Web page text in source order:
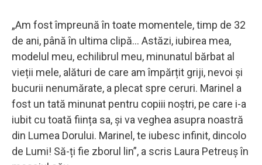
„Am fost împreună în toate momentele, timp de 32
de ani, până în ultima clipă... Astăzi, iubirea mea,
modelul meu, echilibrul meu, minunatul bărbat al
vieții mele, alături de care am împărțit griji, nevoi și
bucurii nenumărate, a plecat spre ceruri. Marinel a
fost un tată minunat pentru copiii noștri, pe care i-a
iubit cu toată ființa sa, și va veghea asupra noastră
din Lumea Dorului. Marinel, te iubesc infinit, dincolo
de Lumi! Să-ți fie zborul lin”, a scris Laura Petreuş în